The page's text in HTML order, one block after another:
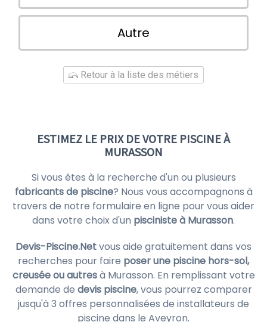
Autre
Retour à la liste des métiers
ESTIMEZ LE PRIX DE VOTRE PISCINE À
MURASSON
Si vous êtes à la recherche d'un ou plusieurs
fabricants de piscine? Nous vous accompagnons à
travers de notre formulaire en ligne pour vous aider
dans votre choix d'un pisciniste à Murasson.
Devis-Piscine.Netvous aide gratuitement dans vos
recherches pour faire poser une piscine hors-sol,
creusée ou autresà Murasson. En remplissant votre
demande de devis piscine, vous pourrez comparer
jusqu'à 3 offres personnalisées de installateurs de
piscine dans le Aveyron.